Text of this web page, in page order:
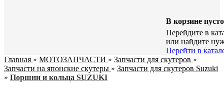
В корзине пусто
Перейдите в
или найдите
Перейти в
Главная » МОТОЗАПЧАСТИ » Запчасти для скутеров »
Запчасти на японские скутеры » Запчасти для скутеров Suzuki
» Поршни и кольца SUZUKI